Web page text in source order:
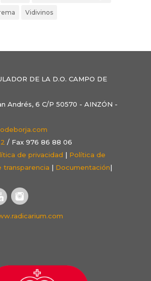
Vidivinos
DE LA D.O. CAMPO DE
Andrés, 6 C/P 50570 - AINZÓN -
/ Fax 976 86 88 06
de privacidad | Política de
transparencia | Documentación|